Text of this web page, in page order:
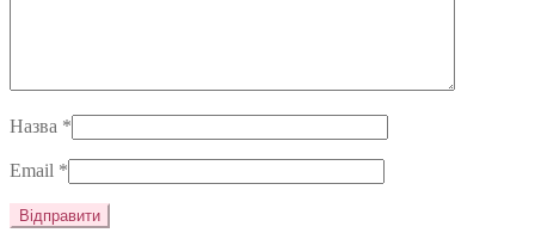
Назва *
Email *